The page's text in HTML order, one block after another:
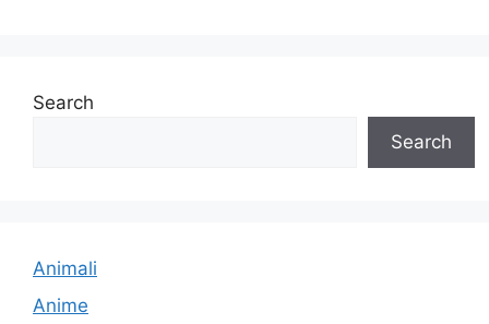
Search
Search
Animali
Anime